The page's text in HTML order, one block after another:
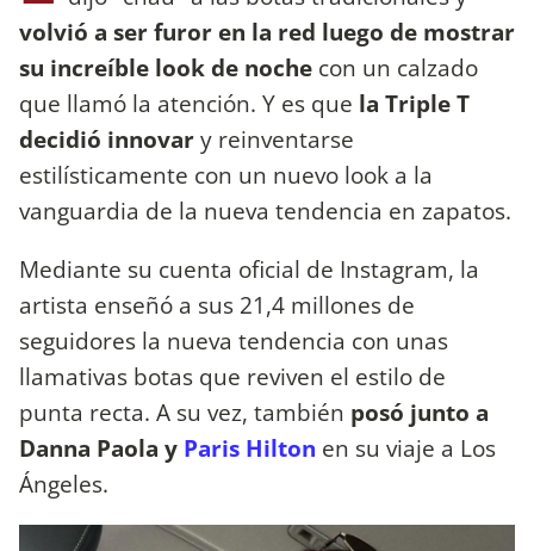
volvió a ser furor en la red luego de mostrar
su increíble look de noche con un calzado
que llamó la atención. Y es que la Triple T
decidió innovary reinventarse
estilísticamente con un nuevo look a la
vanguardia de la nueva tendencia en zapatos.
Mediante su cuenta oficial de Instagram, la
artista enseñó a sus 21,4 millones de
seguidores la nueva tendencia con unas
llamativas botas que reviven el estilo de
punta recta. A su vez, también posó junto a
Danna Paola y Paris Hilton en su viaje a Los
Ángeles.